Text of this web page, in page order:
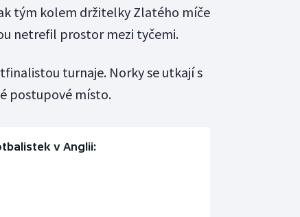
tým kolem držitelky Zlatého míče
netrefil prostor mezi tyčemi.
turnaje. Norky se utkají s
postupové místo.
v Anglii: